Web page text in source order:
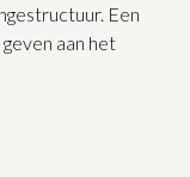
Een
aan het